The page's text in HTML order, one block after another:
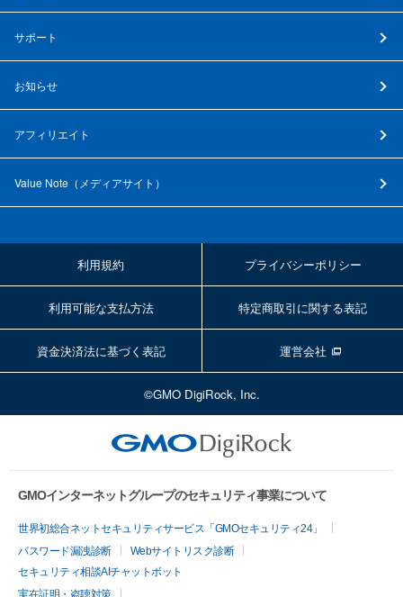
サポート
お知らせ
アフィリエイト
Value Note（ メディアサイト ）
利用規約 プライバシーポリシー
利用可能な支払方法 特定商取引に関する表記
資金決済法に基づく表記 運営会社
©GMO DigiRock, Inc.
GMOインターネットグループのセキュリティ事業について
世界初総合ネットセキュリティサービス「GMOセキュリティ24」
パスワード漏洩診断
Webサイトリスク診断
セキュリティ相談AIチャットボット
実在証明・盗聴対策